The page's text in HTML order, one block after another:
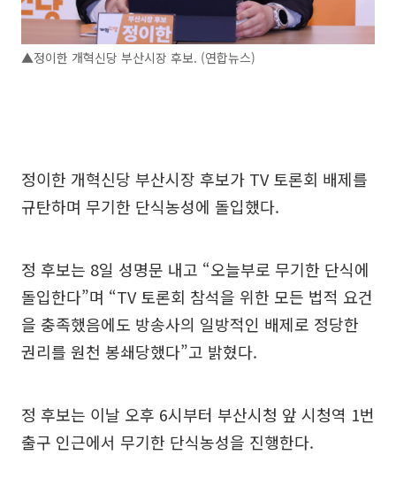
▲정이한 개혁신당 부산시장 후보. (연합뉴스)
정이한 개혁신당 부산시장 후보가 TV 토론회 배제를
규탄하며 무기한 단식농성에 돌입했다.
정 후보는 8일 성명문 내고 “오늘부로 무기한 단식에
돌입한다”며 “TV 토론회 참석을 위한 모든 법적 요건
을 충족했음에도 방송사의 일방적인 배제로 정당한
권리를 원천 봉쇄당했다”고 밝혔다.
정 후보는 이날 오후 6시부터 부산시청 앞 시청역 1번
출구 인근에서 무기한 단식농성을 진행한다.